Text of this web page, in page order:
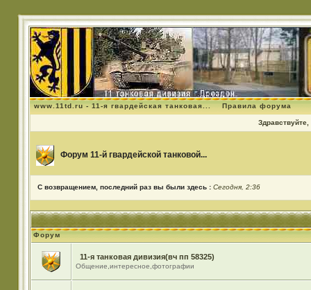
www.11td.ru - 11-я гвардейская танковая... Правила форума
Здравствуйте,
Форум 11-й гвардейской танковой...
С возвращением, последний раз вы были здесь : Сегодня, 2:36
Форум
11-я танковая дивизия(вч пп 58325)
Общение,интересное,фотографии